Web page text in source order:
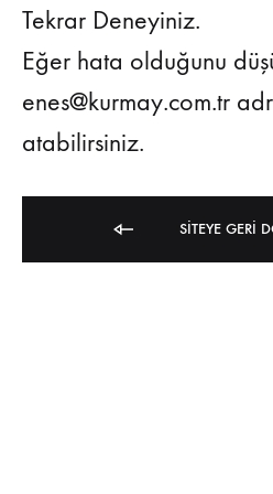
Tekrar Deneyiniz.
Eğer hata olduğunu
enes@kurmay.com.tr
atabilirsiniz.
SITEYE GERI